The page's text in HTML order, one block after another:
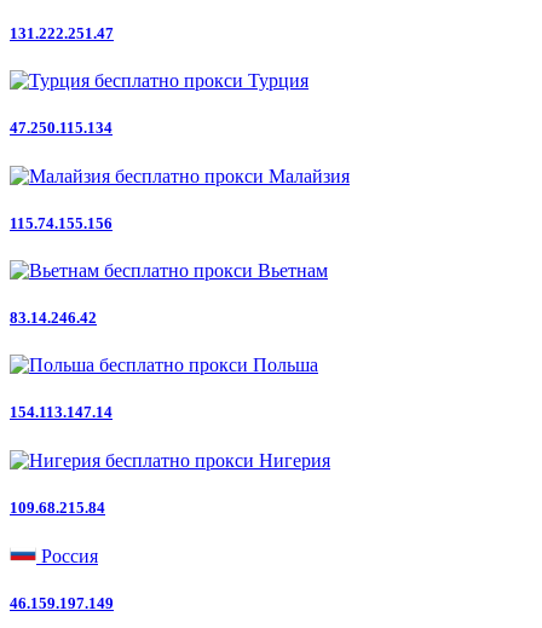
131.222.251.47
Турция
47.250.115.134
Малайзия
115.74.155.156
Вьетнам
83.14.246.42
Польша
154.113.147.14
Нигерия
109.68.215.84
Россия
46.159.197.149